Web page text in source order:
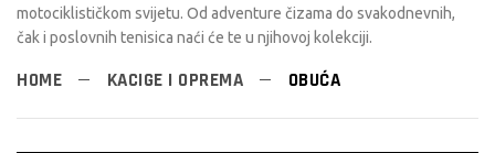
motociklističkom svijetu. Od adventure čizama do svakodnevnih,
čak i poslovnih tenisica naći će te u njihovoj kolekciji.
HOME KACIGE I OPREMA OBUĆA